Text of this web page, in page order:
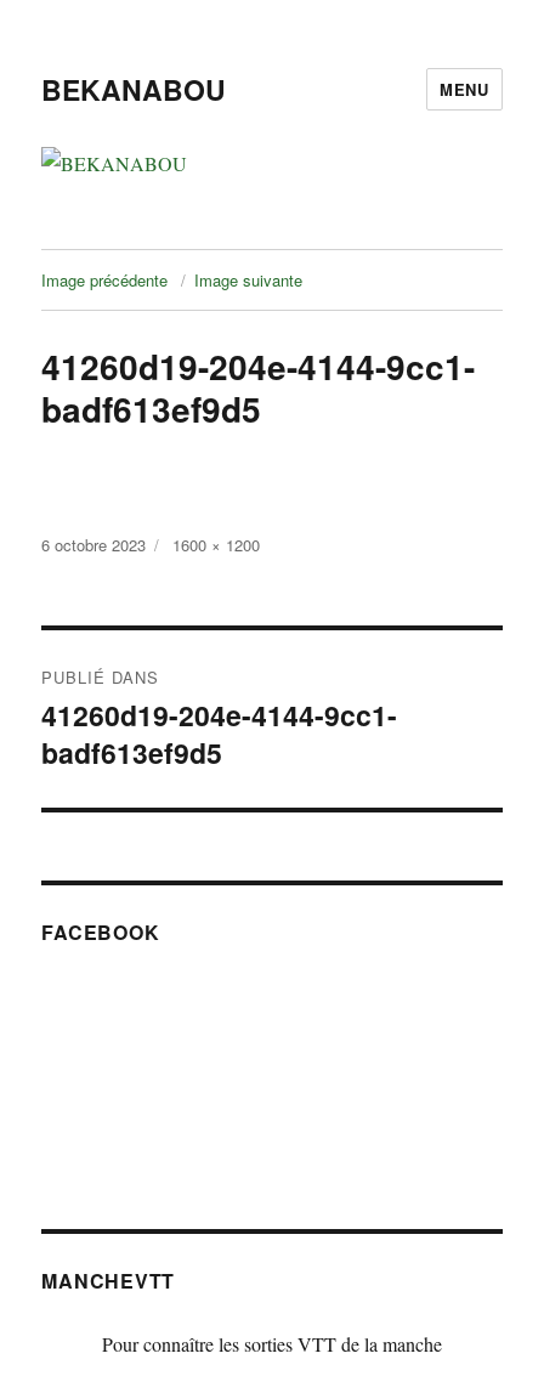
BEKANABOU MENU
Image précédente Image suivante
41260d19-204e-4144-9cc1-
badf613ef9d5
Publié
6 octobre 2023
Taille
1600 × 1200
de
l’article
PUBLIÉ DANS
41260d19-204e-4144-9cc1-
badf613ef9d5
FACEBOOK
MANCHEVTT
Pour connaître les sorties VTT de la manche